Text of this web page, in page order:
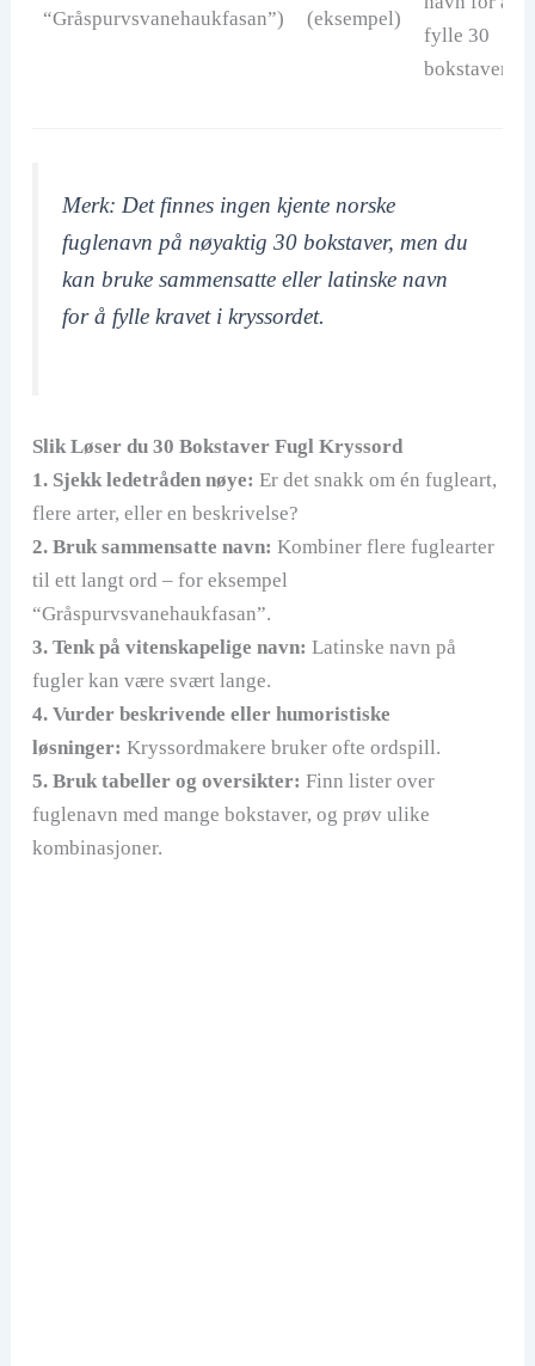
“Gråspurvsvanehaukfasan”) (eksempel)
fylle 30
bokstaver.
Merk: Det finnes ingen kjente norske
fuglenavn på nøyaktig 30 bokstaver, men du
kan bruke sammensatte eller latinske navn
for å fylle kravet i kryssordet.
Slik Løser du 30 Bokstaver Fugl Kryssord
1. Sjekk ledetråden nøye: Er det snakk om én fugleart,
flere arter, eller en beskrivelse?
2. Bruk sammensatte navn: Kombiner flere fuglearter
til ett langt ord – for eksempel
“Gråspurvsvanehaukfasan”.
3. Tenk på vitenskapelige navn: Latinske navn på
fugler kan være svært lange.
4. Vurder beskrivende eller humoristiske
løsninger: Kryssordmakere bruker ofte ordspill.
5. Bruk tabeller og oversikter: Finn lister over
fuglenavn med mange bokstaver, og prøv ulike
kombinasjoner.